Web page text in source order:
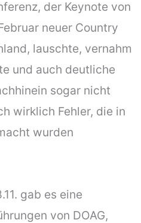
der Keynote von
neuer Country
lauschte, vernahm
und auch deutliche
sogar nicht
wirklich Fehler, die in
wurden
gab es eine
von DOAG,